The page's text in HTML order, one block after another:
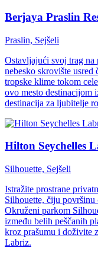
Berjaya Praslin
Praslin, Sejšeli
Ostavljajući svoj trag
nebesko skrovište usred
tropske klime tokom
ovo mesto destinacijom
destinacija za ljubitelje
Hilton Seychelles
Silhouette, Sejšeli
Istražite prostrane
Silhouette, čiju
Okruženi parkom
između belih peščanih
kroz prašumu i doživite
Labriz.